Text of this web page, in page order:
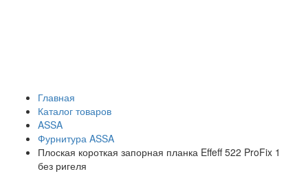
Главная
Каталог товаров
ASSA
Фурнитура ASSA
Плоская короткая запорная планка Effeff 522 ProFix 1
без ригеля